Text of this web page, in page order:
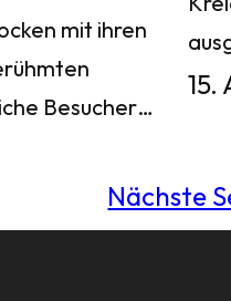
mit ihren
Besucher…
15.
Nächste